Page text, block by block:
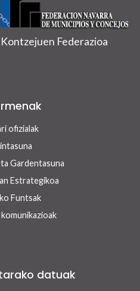
Federazioa
ofizialak
Gardentasuna
Estrategikoa
Funtsak
datuak